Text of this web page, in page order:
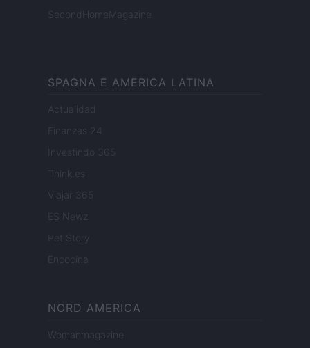
SecondHomeMagazine
SPAGNA E AMERICA LATINA
Actualidad
Finanzas 24
Investindo 365
Think.es
Viajar 365
ES Newz
Pet Story
Encocina
NORD AMERICA
Womanmagazine